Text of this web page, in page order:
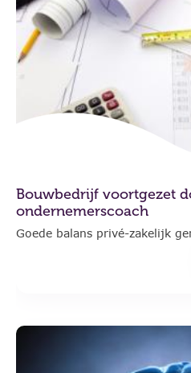
Bouwbedrijf voortgezet
ondernemerscoach
Goede balans privé-zakelijk